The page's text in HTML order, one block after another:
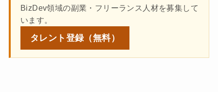
BizDev領域の副業・フリーランス人材を募集して
います。
タレント登録（無料）